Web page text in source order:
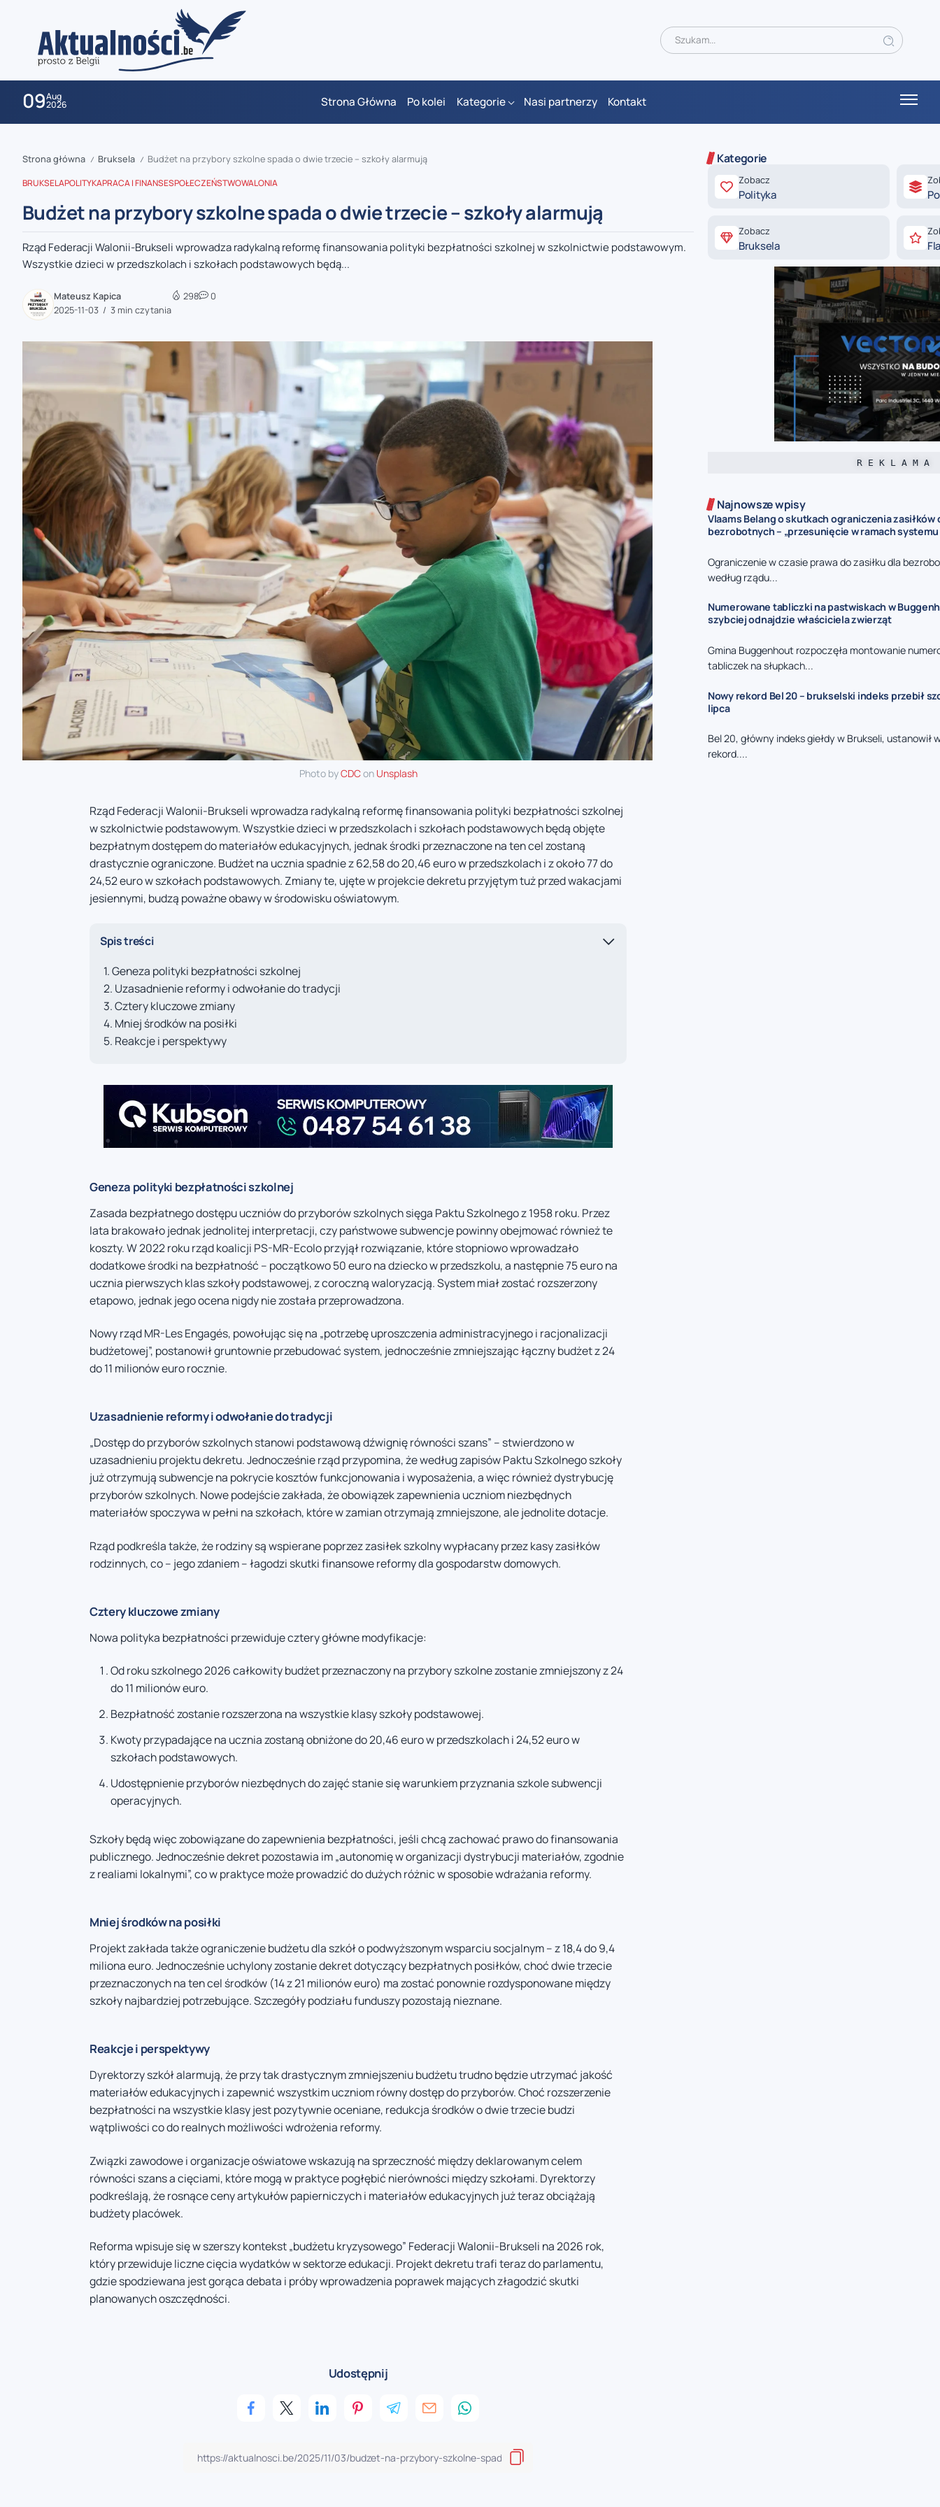
09Aug
2026 Strona Główna Po kolei Kategorie Nasi partnerzy Kontakt
zaobserwuj nas
zaobserwuj nas
zaobserwuj nas
Strona główna / Bruksela / Budżet na przybory szkolne spada o dwie trzecie – szkoły alarmują
BRUKSELAPOLITYKAPRACA I FINANSESPOŁECZEŃSTWOWALONIA
Budżet na przybory szkolne spada o dwie trzecie – szkoły alarmują
Rząd Federacji Walonii-Brukseli wprowadza radykalną reformę finansowania polityki bezpłatności szkolnej w szkolnictwie podstawowym.
Wszystkie dzieci w przedszkolach i szkołach podstawowych będą...
Mateusz Kapica
2025-11-03
3 min czytania
298 0
Photo byCDCon Unsplash
Rząd Federacji Walonii-Brukseli wprowadza radykalną reformę finansowania polityki bezpłatności szkolnej
w szkolnictwie podstawowym. Wszystkie dzieci w przedszkolach i szkołach podstawowych będą objęte
bezpłatnym dostępem do materiałów edukacyjnych, jednak środki przeznaczone na ten cel zostaną
drastycznie ograniczone. Budżet na ucznia spadnie z 62,58 do 20,46 euro w przedszkolach i z około 77 do
24,52 euro w szkołach podstawowych. Zmiany te, ujęte w projekcie dekretu przyjętym tuż przed wakacjami
jesiennymi, budzą poważne obawy w środowisku oświatowym.
Spis treści
Geneza polityki bezpłatności szkolnej
Uzasadnienie reformy i odwołanie do tradycji
Cztery kluczowe zmiany
Mniej środków na posiłki
Reakcje i perspektywy
Geneza polityki bezpłatności szkolnej
Zasada bezpłatnego dostępu uczniów do przyborów szkolnych sięga Paktu Szkolnego z 1958 roku. Przez
lata brakowało jednak jednolitej interpretacji, czy państwowe subwencje powinny obejmować również te
koszty. W 2022 roku rząd koalicji PS-MR-Ecolo przyjął rozwiązanie, które stopniowo wprowadzało
dodatkowe środki na bezpłatność – początkowo 50 euro na dziecko w przedszkolu, a następnie 75 euro na
ucznia pierwszych klas szkoły podstawowej, z coroczną waloryzacją. System miał zostać rozszerzony
etapowo, jednak jego ocena nigdy nie została przeprowadzona.
Nowy rząd MR-Les Engagés, powołując się na „potrzebę uproszczenia administracyjnego i racjonalizacji
budżetowej”, postanowił gruntownie przebudować system, jednocześnie zmniejszając łączny budżet z 24
do 11 milionów euro rocznie.
Uzasadnienie reformy i odwołanie do tradycji
„Dostęp do przyborów szkolnych stanowi podstawową dźwignię równości szans” – stwierdzono w
uzasadnieniu projektu dekretu. Jednocześnie rząd przypomina, że według zapisów Paktu Szkolnego szkoły
już otrzymują subwencje na pokrycie kosztów funkcjonowania i wyposażenia, a więc również dystrybucję
przyborów szkolnych. Nowe podejście zakłada, że obowiązek zapewnienia uczniom niezbędnych
materiałów spoczywa w pełni na szkołach, które w zamian otrzymają zmniejszone, ale jednolite dotacje.
Rząd podkreśla także, że rodziny są wspierane poprzez zasiłek szkolny wypłacany przez kasy zasiłków
rodzinnych, co – jego zdaniem – łagodzi skutki finansowe reformy dla gospodarstw domowych.
Cztery kluczowe zmiany
Nowa polityka bezpłatności przewiduje cztery główne modyfikacje:
Od roku szkolnego 2026 całkowity budżet przeznaczony na przybory szkolne zostanie zmniejszony z 24
do 11 milionów euro.
Bezpłatność zostanie rozszerzona na wszystkie klasy szkoły podstawowej.
Kwoty przypadające na ucznia zostaną obniżone do 20,46 euro w przedszkolach i 24,52 euro w
szkołach podstawowych.
Udostępnienie przyborów niezbędnych do zajęć stanie się warunkiem przyznania szkole subwencji
operacyjnych.
Szkoły będą więc zobowiązane do zapewnienia bezpłatności, jeśli chcą zachować prawo do finansowania
publicznego. Jednocześnie dekret pozostawia im „autonomię w organizacji dystrybucji materiałów, zgodnie
z realiami lokalnymi”, co w praktyce może prowadzić do dużych różnic w sposobie wdrażania reformy.
Mniej środków na posiłki
Projekt zakłada także ograniczenie budżetu dla szkół o podwyższonym wsparciu socjalnym – z 18,4 do 9,4
miliona euro. Jednocześnie uchylony zostanie dekret dotyczący bezpłatnych posiłków, choć dwie trzecie
przeznaczonych na ten cel środków (14 z 21 milionów euro) ma zostać ponownie rozdysponowane między
szkoły najbardziej potrzebujące. Szczegóły podziału funduszy pozostają nieznane.
Reakcje i perspektywy
Dyrektorzy szkół alarmują, że przy tak drastycznym zmniejszeniu budżetu trudno będzie utrzymać jakość
materiałów edukacyjnych i zapewnić wszystkim uczniom równy dostęp do przyborów. Choć rozszerzenie
bezpłatności na wszystkie klasy jest pozytywnie oceniane, redukcja środków o dwie trzecie budzi
wątpliwości co do realnych możliwości wdrożenia reformy.
Związki zawodowe i organizacje oświatowe wskazują na sprzeczność między deklarowanym celem
równości szans a cięciami, które mogą w praktyce pogłębić nierówności między szkołami. Dyrektorzy
podkreślają, że rosnące ceny artykułów papierniczych i materiałów edukacyjnych już teraz obciążają
budżety placówek.
Reforma wpisuje się w szerszy kontekst „budżetu kryzysowego” Federacji Walonii-Brukseli na 2026 rok,
który przewiduje liczne cięcia wydatków w sektorze edukacji. Projekt dekretu trafi teraz do parlamentu,
gdzie spodziewana jest gorąca debata i próby wprowadzenia poprawek mających złagodzić skutki
planowanych oszczędności.
Udostępnij
Kategorie
Zobacz
Polityka
Zobacz
Bruksela
R E K L A M A
Najnowsze wpisy
Vlaams Belang o skutkach ograniczenia zasiłków
bezrobotnych – „przesunięcie w ramach systemu
Ograniczenie w czasie prawa do zasiłku dla
według rządu...
Numerowane tabliczki na pastwiskach w
szybciej odnajdzie właściciela zwierząt
Gmina Buggenhout rozpoczęła montowanie
tabliczek na słupkach...
Nowy rekord Bel 20 – brukselski indeks przebił
lipca
Bel 20, główny indeks giełdy w Brukseli, ustanowił
rekord....